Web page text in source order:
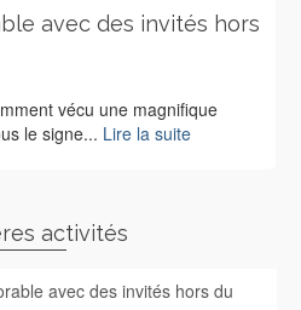
avec des invités hors
vécu une magnifique
le signe... Lire la suite
activités
avec des invités hors du